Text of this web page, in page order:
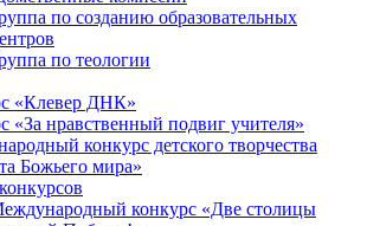
по созданию образовательных
по теологии
«Клевер ДНК»
«За нравственный подвиг учителя»
конкурс детского творчества
Божьего мира»
конкурс «Две столицы